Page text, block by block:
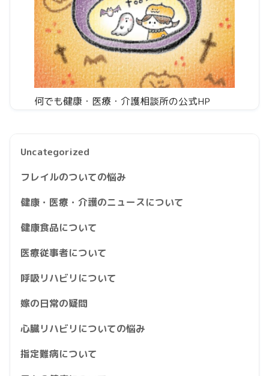
何でも健康・医療・介護相談所の公式HP
Uncategorized
フレイルのついての悩み
健康・医療・介護のニュースについて
健康食品について
医療従事者について
呼吸リハビリについて
嫁の日常の疑問
心臓リハビリについての悩み
指定難病について